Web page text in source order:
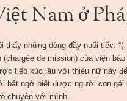
Nam ở
những dòng đầy nuối tiếc:
de mission) của viện
tiếp xúc lâu với thiếu nữ này
bất ngờ biết được người con
chuyện với mình.